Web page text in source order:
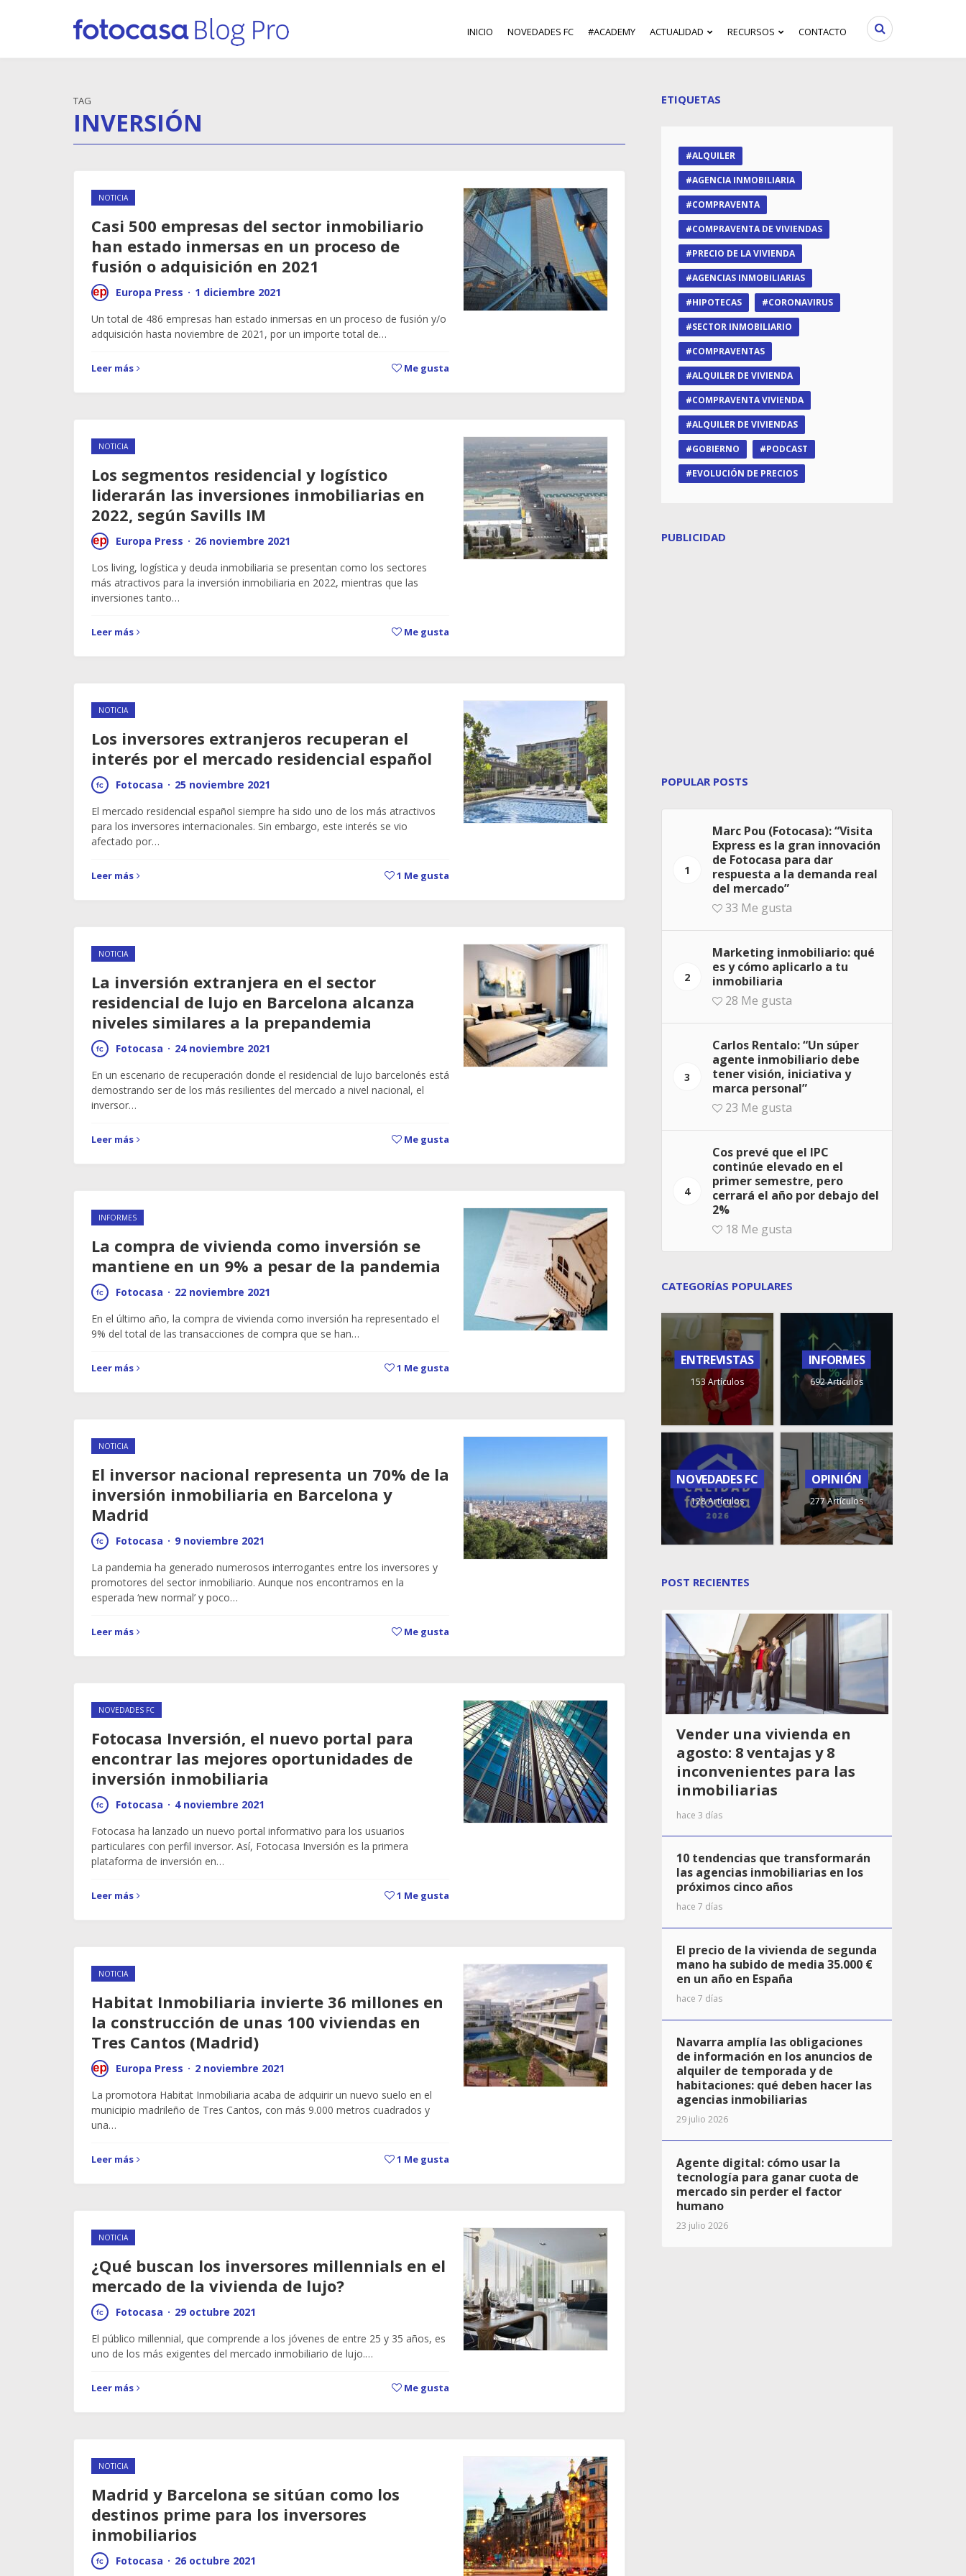
INICIO NOVEDADES FC #ACADEMY ACTUALIDAD RECURSOS CONTACTO
TAG
INVERSIÓN
NOTICIA
Casi 500 empresas del sector inmobiliario
han estado inmersas en un proceso de
fusión o adquisición en 2021
Europa Press · 1 diciembre 2021
Un total de 486 empresas han estado inmersas en un proceso de fusión y/o
adquisición hasta noviembre de 2021, por un importe total de…
Leer más Me gusta
NOTICIA
Los segmentos residencial y logístico
liderarán las inversiones inmobiliarias en
2022, según Savills IM
Europa Press · 26 noviembre 2021
Los living, logística y deuda inmobiliaria se presentan como los sectores
más atractivos para la inversión inmobiliaria en 2022, mientras que las
inversiones tanto…
Leer más Me gusta
NOTICIA
Los inversores extranjeros recuperan el
interés por el mercado residencial español
Fotocasa · 25 noviembre 2021
El mercado residencial español siempre ha sido uno de los más atractivos
para los inversores internacionales. Sin embargo, este interés se vio
afectado por…
Leer más 1 Me gusta
NOTICIA
La inversión extranjera en el sector
residencial de lujo en Barcelona alcanza
niveles similares a la prepandemia
Fotocasa · 24 noviembre 2021
En un escenario de recuperación donde el residencial de lujo barcelonés está
demostrando ser de los más resilientes del mercado a nivel nacional, el
inversor…
Leer más Me gusta
INFORMES
La compra de vivienda como inversión se
mantiene en un 9% a pesar de la pandemia
Fotocasa · 22 noviembre 2021
En el último año, la compra de vivienda como inversión ha representado el
9% del total de las transacciones de compra que se han…
Leer más 1 Me gusta
NOTICIA
El inversor nacional representa un 70% de la
inversión inmobiliaria en Barcelona y
Madrid
Fotocasa · 9 noviembre 2021
La pandemia ha generado numerosos interrogantes entre los inversores y
promotores del sector inmobiliario. Aunque nos encontramos en la
esperada ‘new normal’ y poco…
Leer más Me gusta
NOVEDADES FC
Fotocasa Inversión, el nuevo portal para
encontrar las mejores oportunidades de
inversión inmobiliaria
Fotocasa · 4 noviembre 2021
Fotocasa ha lanzado un nuevo portal informativo para los usuarios
particulares con perfil inversor. Así, Fotocasa Inversión es la primera
plataforma de inversión en…
Leer más 1 Me gusta
NOTICIA
Habitat Inmobiliaria invierte 36 millones en
la construcción de unas 100 viviendas en
Tres Cantos (Madrid)
Europa Press · 2 noviembre 2021
La promotora Habitat Inmobiliaria acaba de adquirir un nuevo suelo en el
municipio madrileño de Tres Cantos, con más 9.000 metros cuadrados y
una…
Leer más 1 Me gusta
NOTICIA
¿Qué buscan los inversores millennials en el
mercado de la vivienda de lujo?
Fotocasa · 29 octubre 2021
El público millennial, que comprende a los jóvenes de entre 25 y 35 años, es
uno de los más exigentes del mercado inmobiliario de lujo.…
Leer más Me gusta
NOTICIA
Madrid y Barcelona se sitúan como los
destinos prime para los inversores
inmobiliarios
Fotocasa · 26 octubre 2021
ETIQUETAS
ALQUILER
AGENCIA INMOBILIARIA
COMPRAVENTA
COMPRAVENTA DE VIVIENDAS
PRECIO DE LA VIVIENDA
AGENCIAS INMOBILIARIAS
HIPOTECAS
CORONAVIRUS
SECTOR INMOBILIARIO
COMPRAVENTAS
ALQUILER DE VIVIENDA
COMPRAVENTA VIVIENDA
ALQUILER DE VIVIENDAS
GOBIERNO
PODCAST
EVOLUCIÓN DE PRECIOS
PUBLICIDAD
POPULAR POSTS
1
Marc Pou (Fotocasa): “Visita
Express es la gran innovación
de Fotocasa para dar
respuesta a la demanda real
del mercado”
33 Me gusta
2
Marketing inmobiliario: qué
es y cómo aplicarlo a tu
inmobiliaria
28 Me gusta
3
Carlos Rentalo: “Un súper
agente inmobiliario debe
tener visión, iniciativa y
marca personal”
23 Me gusta
4
Cos prevé que el IPC
continúe elevado en el
primer semestre, pero
cerrará el año por debajo del
2%
18 Me gusta
CATEGORÍAS POPULARES
ENTREVISTAS
153 Artículos
INFORMES
692 Artículos
NOVEDADES FC
128 Artículos
OPINIÓN
277 Artículos
POST RECIENTES
Vender una vivienda en
agosto: 8 ventajas y 8
inconvenientes para las
inmobiliarias
hace 3 días
10 tendencias que transformarán
las agencias inmobiliarias en los
próximos cinco años
hace 7 días
El precio de la vivienda de segunda
mano ha subido de media 35.000 €
en un año en España
hace 7 días
Navarra amplía las obligaciones
de información en los anuncios de
alquiler de temporada y de
habitaciones: qué deben hacer las
agencias inmobiliarias
29 julio 2026
Agente digital: cómo usar la
tecnología para ganar cuota de
mercado sin perder el factor
humano
23 julio 2026